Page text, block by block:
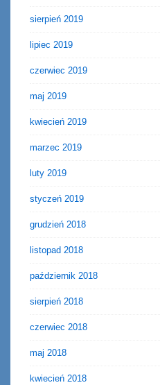
sierpień 2019
lipiec 2019
czerwiec 2019
maj 2019
kwiecień 2019
marzec 2019
luty 2019
styczeń 2019
grudzień 2018
listopad 2018
październik 2018
sierpień 2018
czerwiec 2018
maj 2018
kwiecień 2018